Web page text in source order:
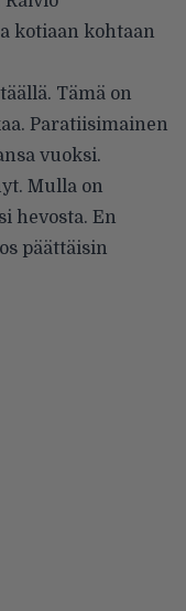
kotiaan kohtaan
Tämä on
Paratiisimainen
vuoksi.
Mulla on
hevosta. En
päättäisin